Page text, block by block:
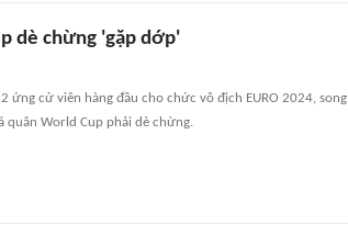
dè chừng 'gặp dớp'
ứng cử viên hàng đầu cho chức vô địch EURO 2024, song
quân World Cup phải dè chừng.